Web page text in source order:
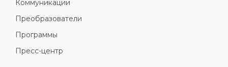
Коммуникации
Преобразователи
Программы
Пресс-центр